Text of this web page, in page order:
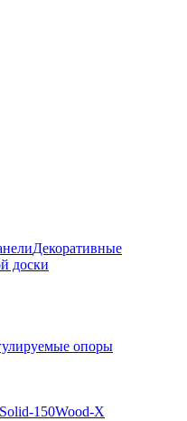
Декоративные
доски
опоры
Solid-150Wood-X